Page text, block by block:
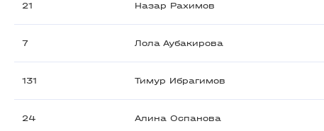
21 Назар Рахимов
7 Лола Аубакирова
131 Тимур Ибрагимов
24 Алина Оспанова